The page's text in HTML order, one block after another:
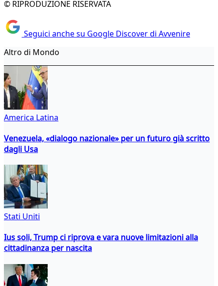
© RIPRODUZIONE RISERVATA
Seguici anche su Google Discover di Avvenire
Altro di Mondo
America Latina
Venezuela, «dialogo nazionale» per un futuro già scritto
dagli Usa
Stati Uniti
Ius soli, Trump ci riprova e vara nuove limitazioni alla
cittadinanza per nascita